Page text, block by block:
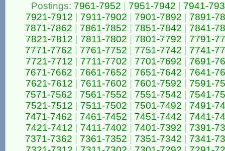
Postings: 7961-7952 7951-7942
7941-
7921-7912
7911-7902 7901-7892
7891-
7871-7862
7861-7852 7851-7842
7841-
7821-7812
7811-7802 7801-7792
7791-
7771-7762
7761-7752 7751-7742
7741-
7721-7712
7711-7702 7701-7692
7691-
7671-7662
7661-7652 7651-7642
7641-
7621-7612
7611-7602 7601-7592
7591-
7571-7562
7561-7552 7551-7542
7541-
7521-7512
7511-7502 7501-7492
7491-
7471-7462
7461-7452 7451-7442
7441-
7421-7412
7411-7402 7401-7392
7391-
7371-7362
7361-7352 7351-7342
7341-